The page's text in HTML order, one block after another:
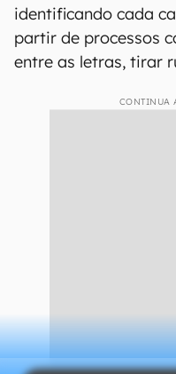
identificando cada
partir de processos
entre as letras, tirar
CONTINUA